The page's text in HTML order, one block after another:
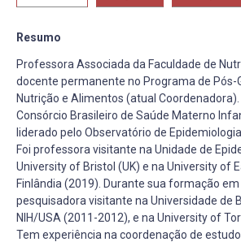
Resumo
Professora Associada da Faculdade de
docente permanente no Programa de Pós-
Nutrição e Alimentos (atual
Consórcio Brasileiro de Saúde Materno
liderado pelo Observatório de
Foi professora visitante na Unidade de
University of Bristol (UK) e na University of
Finlândia (2019). Durante sua formação
pesquisadora visitante na Universidade de
NIH/USA (2011-2012), e na University of
Tem experiência na coordenação de